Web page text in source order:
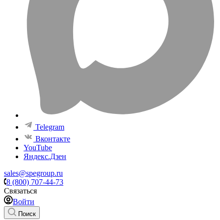
Telegram
Вконтакте
YouTube
Яндекс.Дзен
sales@spegroup.ru
8 (800) 707-44-73
Связаться
Войти
Поиск